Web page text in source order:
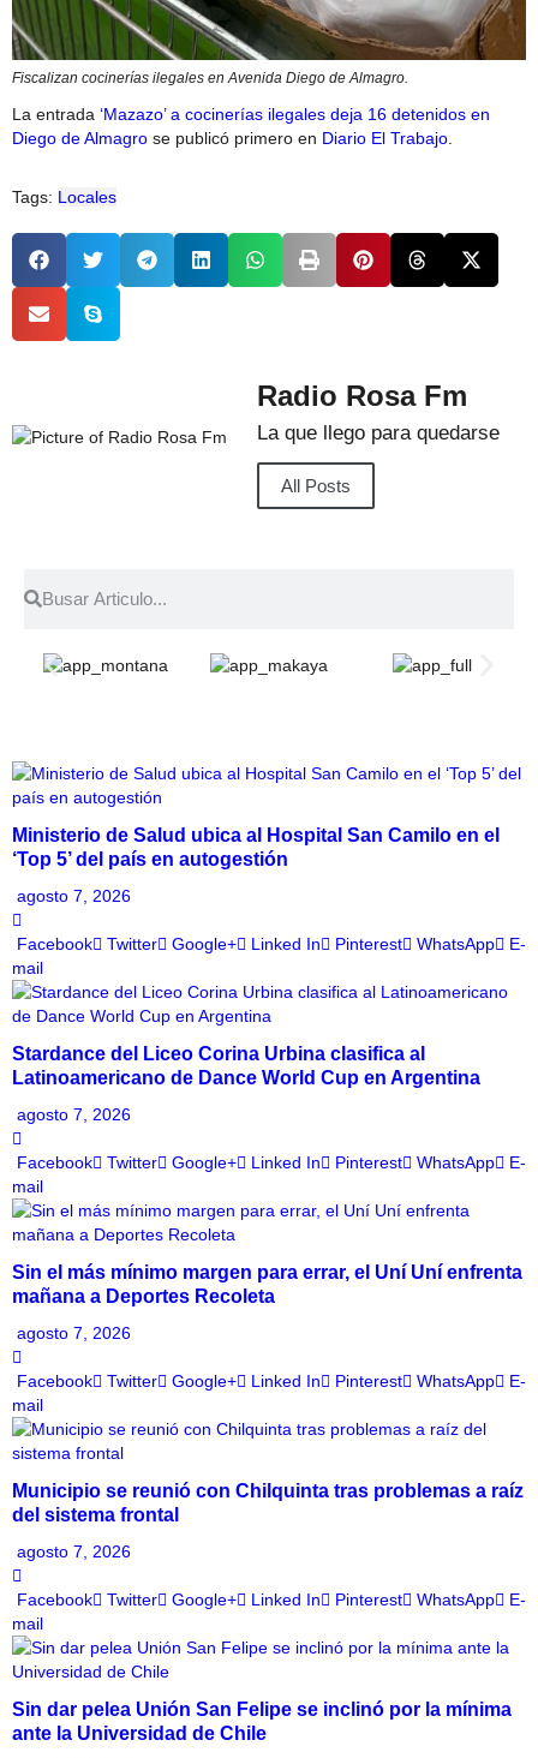
Fiscalizan cocinerías ilegales en Avenida Diego de Almagro.
La entrada ‘Mazazo’ a cocinerías ilegales deja 16 detenidos en
Diego de Almagro se publicó primero en Diario El Trabajo
Tags: Locales
Radio Rosa Fm
La que llego para quedarse
All Posts
Ministerio de Salud ubica al Hospital San Camilo en el
‘Top 5’ del país en autogestión
agosto 7, 2026
Facebook Twitter Google+ Linked In Pinterest WhatsApp
E-
mail
Stardance del Liceo Corina Urbina clasifica al
Latinoamericano de Dance World Cup en Argentina
agosto 7, 2026
Facebook Twitter Google+ Linked In Pinterest WhatsApp
E-
mail
Sin el más mínimo margen para errar, el Uní Uní enfrenta
mañana a Deportes Recoleta
agosto 7, 2026
Facebook Twitter Google+ Linked In Pinterest WhatsApp
E-
mail
Municipio se reunió con Chilquinta tras problemas a raíz
del sistema frontal
agosto 7, 2026
Facebook Twitter Google+ Linked In Pinterest WhatsApp
E-
mail
Sin dar pelea Unión San Felipe se inclinó por la mínima
ante la Universidad de Chile